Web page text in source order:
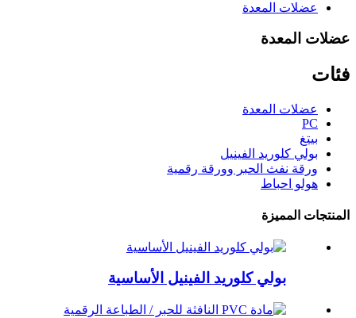
عضلات المعدة
عضلات المعدة
فئات
عضلات المعدة
PC
بيتغ
بولي كلوريد الفينيل
ورقة نفث الحبر وورقة رقمية
هولو احباط
المنتجات المميزة
بولي كلوريد الفينيل الأساسية